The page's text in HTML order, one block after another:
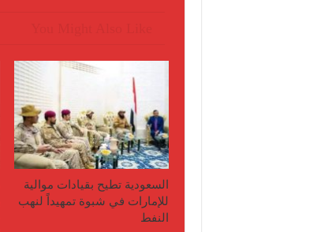
السعودية تطيح بقيادات موالية
للإمارات في شبوة تمهيداً لنهب
النفط